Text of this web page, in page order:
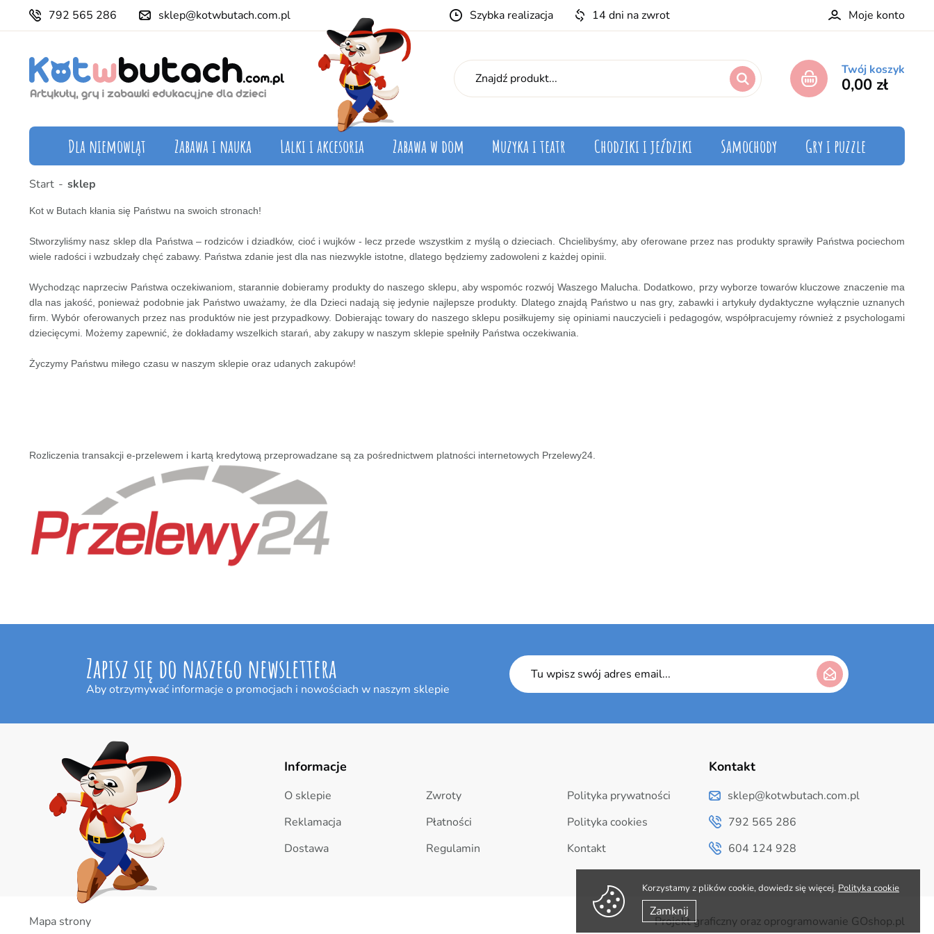
792 565 286 sklep@kotwbutach.com.pl Szybka realizacja 14 dni na zwrot Moje konto
Twój koszyk
0,00 zł
Dla niemowląt Zabawa i nauka Lalki i akcesoria Zabawa w dom Muzyka i teatr Chodziki i jeździki Samochody Gry i puzzle
Start sklep
Kot w Butach kłania się Państwu na swoich stronach!
Stworzyliśmy nasz sklep dla Państwa – rodziców i dziadków, cioć i wujków - lecz przede wszystkim z myślą o dzieciach. Chcielibyśmy, aby oferowane przez nas produkty sprawiły Państwa pociechom
wiele radości i wzbudzały chęć zabawy. Państwa zdanie jest dla nas niezwykle istotne, dlatego będziemy zadowoleni z każdej opinii.
Wychodząc naprzeciw Państwa oczekiwaniom, starannie dobieramy produkty do naszego sklepu, aby wspomóc rozwój Waszego Malucha. Dodatkowo, przy wyborze towarów kluczowe znaczenie ma
dla nas jakość, ponieważ podobnie jak Państwo uważamy, że dla Dzieci nadają się jedynie najlepsze produkty. Dlatego znajdą Państwo u nas gry, zabawki i artykuły dydaktyczne wyłącznie uznanych
firm. Wybór oferowanych przez nas produktów nie jest przypadkowy. Dobierając towary do naszego sklepu posiłkujemy się opiniami nauczycieli i pedagogów, współpracujemy również z psychologami
dziecięcymi. Możemy zapewnić, że dokładamy wszelkich starań, aby zakupy w naszym sklepie spełniły Państwa oczekiwania.
Życzymy Państwu miłego czasu w naszym sklepie oraz udanych zakupów!
Rozliczenia transakcji e-przelewem i kartą kredytową przeprowadzane są za pośrednictwem platności internetowych Przelewy24.
Zapisz się do naszego newslettera
Aby otrzymywać informacje o promocjach i nowościach w naszym sklepie
Informacje
O sklepie
Reklamacja
Dostawa
Zwroty
Płatności
Regulamin
Polityka prywatności
Polityka cookies
Kontakt
Kontakt
sklep@kotwbutach.com.pl
792 565 286
604 124 928
Mapa strony Projekt graficzny oraz oprogramowanie GOshop.pl
Korzystamy z plików cookie, dowiedz się więcej. Polityka cookie
Zamknij